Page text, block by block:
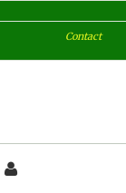
Contact